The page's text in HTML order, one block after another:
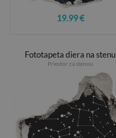
19.99 €
Fototapeta diera na stenu
Priestor za stenou